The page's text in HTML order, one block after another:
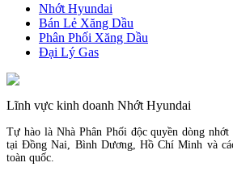
Nhớt Hyundai
Bán Lẻ Xăng Dầu
Phân Phối Xăng Dầu
Đại Lý Gas
Lĩnh vực kinh doanh Nhớt Hyundai
Tự hào là Nhà Phân Phối độc quyền dòng
tại Đồng Nai, Bình Dương, Hồ Chí Minh và
toàn quốc.